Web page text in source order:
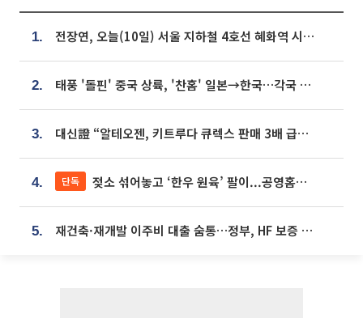
1. 전장연, 오늘(10일) 서울 지하철 4호선 혜화역 시위…1호선 용산역 무정차
2. 태풍 '돌핀' 중국 상륙, '찬홈' 일본→한국…각국 기상청 예상 경로는?
3. 대신證 “알테오젠, 키트루다 큐렉스 판매 3배 급증…목표가 41만원 상향”
4. 단독 젖소 섞어놓고 ‘한우 원육’ 팔이...공영홈쇼핑 표기·검증 구멍
5. 재건축·재개발 이주비 대출 숨통…정부, HF 보증 신설 추진